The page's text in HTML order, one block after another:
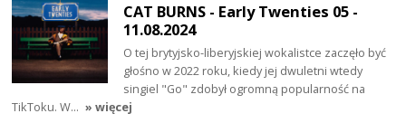
CAT BURNS - Early Twenties 05 -
11.08.2024
O tej brytyjsko-liberyjskiej wokalistce zaczęło być
głośno w 2022 roku, kiedy jej dwuletni wtedy
singiel "Go" zdobył ogromną popularność na
TikToku. W… » więcej